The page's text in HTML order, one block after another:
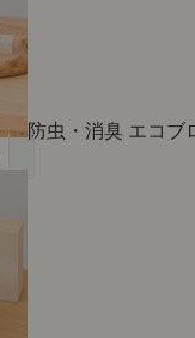
防虫・消臭 エコブ